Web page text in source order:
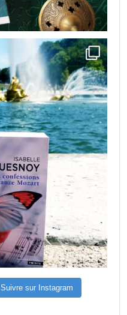
Suivre sur Instagram